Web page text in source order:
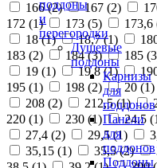
поддоны
и
перегородки
Душевые
поддоны
Карнизы
для
поддонов
Панели
для
поддонов
Поддоны
166 (2) 167 (2)
172 (1) 173 (5) 173,6
18 (1) 18,7 (1)
183 (2) 184 (3) 185 (3
19 (1) 19,8 (1)
195 (1) 198 (2) 20 (1)
208 (2) 212,5 (1)
220 (1) 230 (1) 24,5 (
27,4 (2) 29,5 (1)
35,15 (1) 35,5 (2)